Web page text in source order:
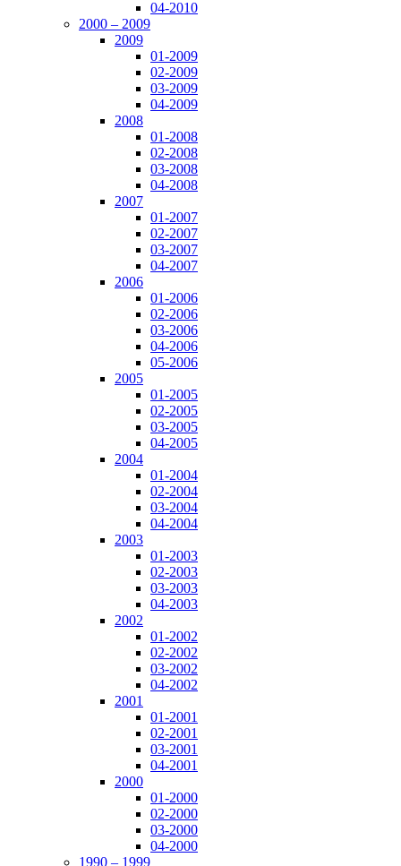
04-2010
2000 – 2009
2009
01-2009
02-2009
03-2009
04-2009
2008
01-2008
02-2008
03-2008
04-2008
2007
01-2007
02-2007
03-2007
04-2007
2006
01-2006
02-2006
03-2006
04-2006
05-2006
2005
01-2005
02-2005
03-2005
04-2005
2004
01-2004
02-2004
03-2004
04-2004
2003
01-2003
02-2003
03-2003
04-2003
2002
01-2002
02-2002
03-2002
04-2002
2001
01-2001
02-2001
03-2001
04-2001
2000
01-2000
02-2000
03-2000
04-2000
1990 – 1999